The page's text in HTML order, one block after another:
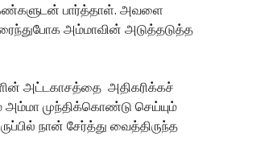
பார்த்தாள். அவளை
அம்மாவின் அடுத்தடுத்த
அட்டகாசத்தை அதிகரிக்கச்
அம்மா முந்திக்கொண்டு செய்யும்
நான் சேர்த்து வைத்திருந்த